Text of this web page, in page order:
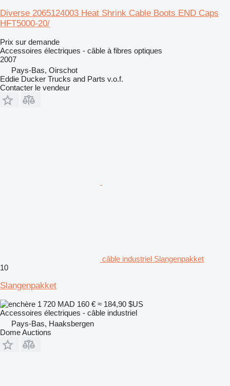
Diverse 2065124003 Heat Shrink Cable Boots END Caps
HFT5000-20/
Prix sur demande
Accessoires électriques - câble à fibres optiques
2007
Pays-Bas, Oirschot
Eddie Ducker Trucks and Parts v.o.f.
Contacter le vendeur
câble industriel Slangenpakket
10
Slangenpakket
1 720 MAD 160 € ≈ 184,90 $US
Accessoires électriques - câble industriel
Pays-Bas, Haaksbergen
Dome Auctions